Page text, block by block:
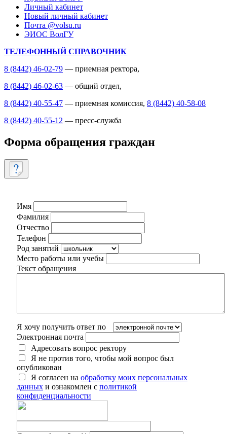
Личный кабинет
Новый личный кабинет
Почта @volsu.ru
ЭИОС ВолГУ
ТЕЛЕФОННЫЙ СПРАВОЧНИК
8 (8442) 46-02-79 — приемная ректора,
8 (8442) 46-02-63 — общий отдел,
8 (8442) 40-55-47 — приемная комиссия, 8 (8442) 40-58-08
8 (8442) 40-55-12 — пресс-служба
Форма обращения граждан
Имя
Фамилия
Отчество
Телефон
Род занятий
Место работы или учебы
Текст обращения
Я хочу получить ответ по
Электронная почта
Адресовать вопрос ректору
Я не против того, чтобы мой вопрос был
опубликован
Я согласен на обработку моих персональных
данных и ознакомлен с политикой
конфиденциальности